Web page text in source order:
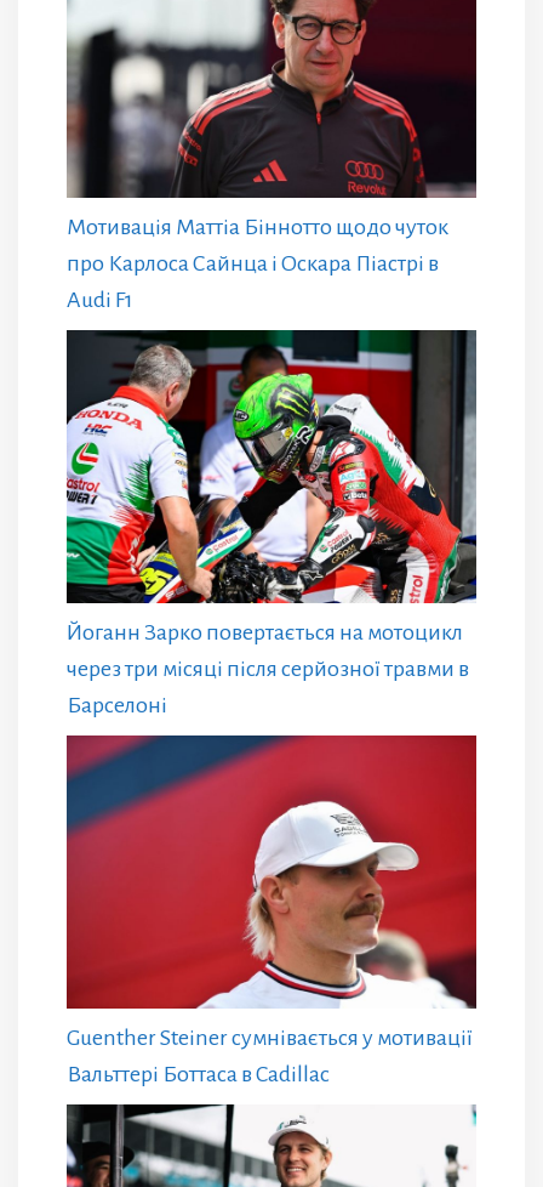
Мотивація Маттіа Біннотто щодо чуток
про Карлоса Сайнца і Оскара Піастрі в
Audi F1
Йоганн Зарко повертається на мотоцикл
через три місяці після серйозної травми в
Барселоні
Guenther Steiner сумнівається у мотивації
Вальттері Боттаса в Cadillac